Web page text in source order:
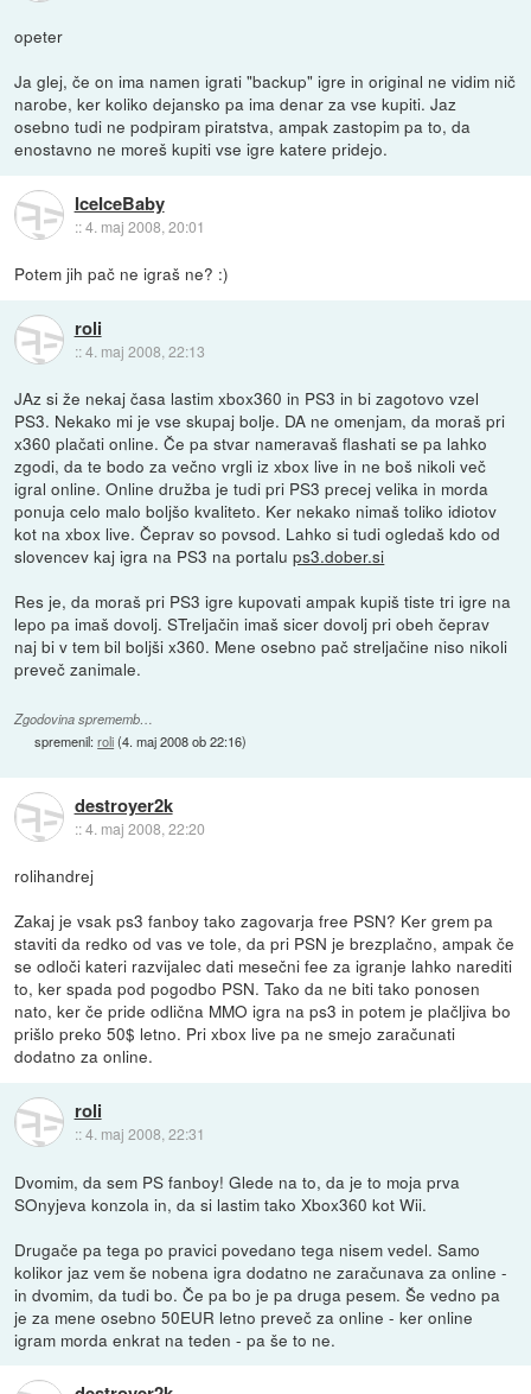
opeter
Ja glej, če on ima namen igrati "backup" igre in original ne vidim nič
narobe, ker koliko dejansko pa ima denar za vse kupiti. Jaz
osebno tudi ne podpiram piratstva, ampak zastopim pa to, da
enostavno ne moreš kupiti vse igre katere pridejo.
IceIceBaby
::4. maj 2008, 20:01
Potem jih pač ne igraš ne? :)
roli
::4. maj 2008, 22:13
JAz si že nekaj časa lastim xbox360 in PS3 in bi zagotovo vzel
PS3. Nekako mi je vse skupaj bolje. DA ne omenjam, da moraš pri
x360 plačati online. Če pa stvar nameravaš flashati se pa lahko
zgodi, da te bodo za večno vrgli iz xbox live in ne boš nikoli več
igral online. Online družba je tudi pri PS3 precej velika in morda
ponuja celo malo boljšo kvaliteto. Ker nekako nimaš toliko idiotov
kot na xbox live. Čeprav so povsod. Lahko si tudi ogledaš kdo od
slovencev kaj igra na PS3 na portalups3.dober.si
Res je, da moraš pri PS3 igre kupovati ampak kupiš tiste tri igre na
lepo pa imaš dovolj. STreljačin imaš sicer dovolj pri obeh čeprav
naj bi v tem bil boljši x360. Mene osebno pač streljačine niso nikoli
preveč zanimale.
Zgodovina sprememb…
spremenil:roli(4. maj 2008 ob 22:16)
destroyer2k
::4. maj 2008, 22:20
rolihandrej
Zakaj je vsak ps3 fanboy tako zagovarja free PSN? Ker grem pa
staviti da redko od vas ve tole, da pri PSN je brezplačno, ampak če
se odloči kateri razvijalec dati mesečni fee za igranje lahko narediti
to, ker spada pod pogodbo PSN. Tako da ne biti tako ponosen
nato, ker če pride odlična MMO igra na ps3 in potem je plačljiva bo
prišlo preko 50$ letno. Pri xbox live pa ne smejo zaračunati
dodatno za online.
roli
::4. maj 2008, 22:31
Dvomim, da sem PS fanboy! Glede na to, da je to moja prva
SOnyjeva konzola in, da si lastim tako Xbox360 kot Wii.
Drugače pa tega po pravici povedano tega nisem vedel. Samo
kolikor jaz vem še nobena igra dodatno ne zaračunava za online -
in dvomim, da tudi bo. Če pa bo je pa druga pesem. Še vedno pa
je za mene osebno 50EUR letno preveč za online - ker online
igram morda enkrat na teden - pa še to ne.